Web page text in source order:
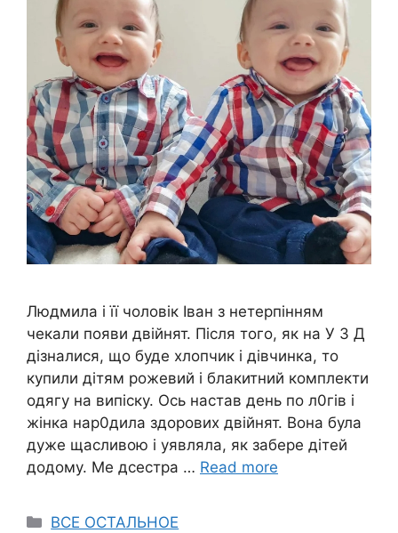
Людмила і її чоловік Іван з нетерпінням
чекали появи двiйнят. Після того, як на У З Д
дізналися, що буде хлопчик і дівчинка, то
купили дітям рожевий і блакитний комплекти
одягу на випiску. Ось настав день по л0гів і
жінка нар0дила здорових двійнят. Вона була
дуже щасливою і уявляла, як забере дітей
додому. Ме дсестра … Read more
Categories
ВСЕ ОСТАЛЬНОЕ